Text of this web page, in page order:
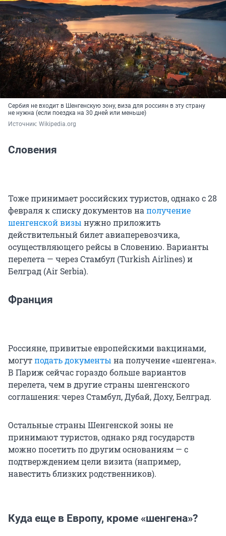
Сербия не входит в Шенгенскую зону, виза для россиян в эту страну
не нужна (если поездка на 30 дней или меньше)
Источник: Wikipedia.org
Словения
Тоже принимает российских туристов, однако с 28
февраля к списку документов на получение
шенгенской визы нужно приложить
действительный билет авиаперевозчика,
осуществляющего рейсы в Словению. Варианты
перелета — через Стамбул (Turkish Airlines) и
Белград (Air Serbia).
Франция
Россияне, привитые европейскими вакцинами,
могутподать документы на получение «шенгена».
В Париж сейчас гораздо больше вариантов
перелета, чем в другие страны шенгенского
соглашения: через Стамбул, Дубай, Доху, Белград.
Остальные страны Шенгенской зоны не
принимают туристов, однако ряд государств
можно посетить по другим основаниям — с
подтверждением цели визита (например,
навестить близких родственников).
Куда еще в Европу, кроме «шенгена»?